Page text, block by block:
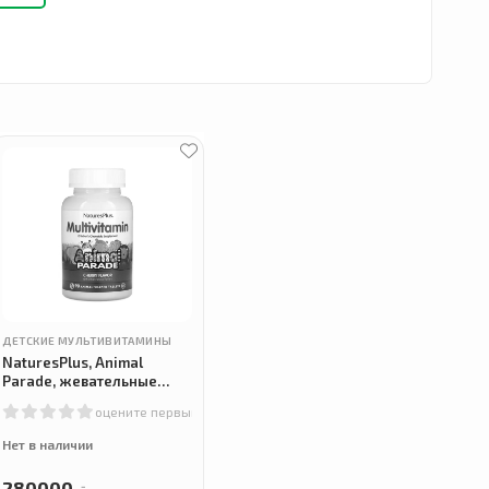
ДЕТСКИЕ МУЛЬТИВИТАМИНЫ
NaturesPlus, Animal
Parade, жевательные
детей, 90 таблетокоцените первым
Нет в наличии